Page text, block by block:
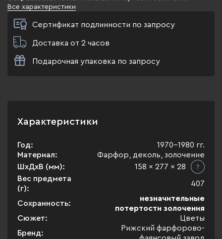
Все характеристики
Сертификат подлинности по запросу
Доставка от 2 часов
Подарочная упаковка по запросу
Характеристики
Год:
1970-1980 гг.
Материал:
Фарфор, деколь, золочение
ШхДхВ (мм):
158 x 277 x 28
Вес предмета
(г):
407
Сохранность:
незначительные
потертости золочения
Сюжет:
Цветы
Бренд:
Рижский фарфорово-